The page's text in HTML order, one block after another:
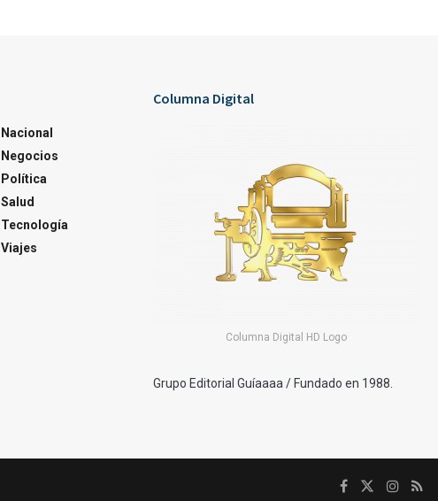
Nacional
Negocios
Política
Salud
Tecnología
Viajes
Columna Digital
Columna Digital HD Logo
Grupo Editorial Guíaaaa / Fundado en 1988.